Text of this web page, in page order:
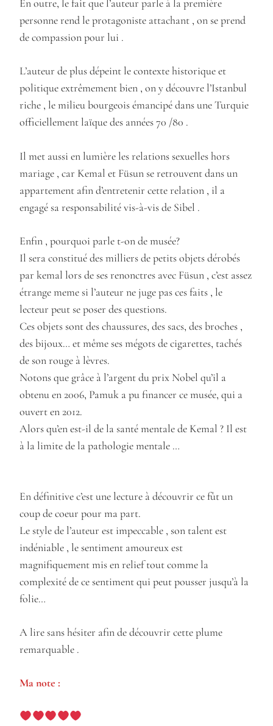
En outre, le fait que l’auteur parle à la première
personne rend le protagoniste attachant , on se prend
de compassion pour lui .
L’auteur de plus dépeint le contexte historique et
politique extrêmement bien , on y découvre l’Istanbul
riche , le milieu bourgeois émancipé dans une Turquie
officiellement laïque des années 70 /80 .
Il met aussi en lumière les relations sexuelles hors
mariage , car Kemal et Füsun se retrouvent dans un
appartement afin d’entretenir cette relation , il a
engagé sa responsabilité vis-à-vis de Sibel .
Enfin , pourquoi parle t-on de musée?
Il sera constitué des milliers de petits objets dérobés
par kemal lors de ses renonctres avec Füsun , c’est assez
étrange meme si l’auteur ne juge pas ces faits , le
lecteur peut se poser des questions.
Ces objets sont des chaussures, des sacs, des broches ,
des bijoux… et même ses mégots de cigarettes, tachés
de son rouge à lèvres.
Notons que grâce à l’argent du prix Nobel qu’il a
obtenu en 2006, Pamuk a pu financer ce musée, qui a
ouvert en 2012.
Alors qu’en est-il de la santé mentale de Kemal ? Il est
à la limite de la pathologie mentale …
En définitive c’est une lecture à découvrir ce fût un
coup de coeur pour ma part.
Le style de l’auteur est impeccable , son talent est
indéniable , le sentiment amoureux est
magnifiquement mis en relief tout comme la
complexité de ce sentiment qui peut pousser jusqu’à la
folie…
A lire sans hésiter afin de découvrir cette plume
remarquable .
Ma note :